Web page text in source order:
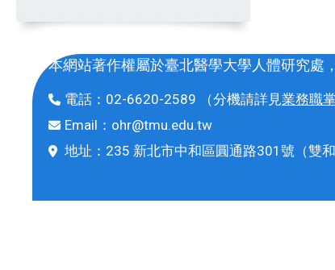
本網站著作權屬於臺北醫學大學人體研究處
電話： 02-6620-2589 （分機請詳見業務職
Email： ohr@tmu.edu.tw
地址： 235 新北市中和區圓通路301號 （雙